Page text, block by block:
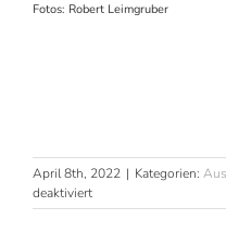
Fotos: Robert Leimgruber
April 8th, 2022 | Kategorien:
deaktiviertfür
Klangkörper